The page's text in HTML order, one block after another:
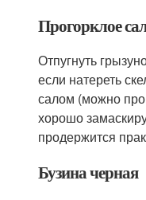
Прогорклое
Отпугнуть
если натереть
салом (можно
хорошо
продержится
Бузина черная